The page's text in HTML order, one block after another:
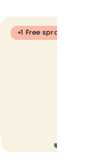
+1 Free spray